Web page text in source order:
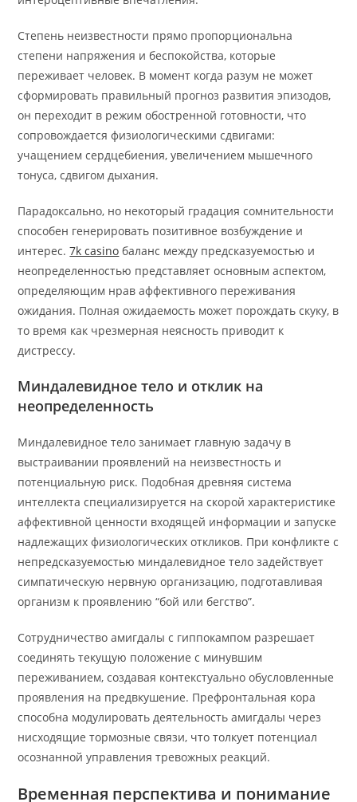
Степень неизвестности прямо пропорциональна
степени напряжения и беспокойства, которые
переживает человек. В момент когда разум не может
сформировать правильный прогноз развития эпизодов,
он переходит в режим обостренной готовности, что
сопровождается физиологическими сдвигами:
учащением сердцебиения, увеличением мышечного
тонуса, сдвигом дыхания.
Парадоксально, но некоторый градация сомнительности
способен генерировать позитивное возбуждение и
интерес.7k casino баланс между предсказуемостью и
неопределенностью представляет основным аспектом,
определяющим нрав аффективного переживания
ожидания. Полная ожидаемость может порождать скуку, в
то время как чрезмерная неясность приводит к
дистрессу.
Миндалевидное тело и отклик на
неопределенность
Миндалевидное тело занимает главную задачу в
выстраивании проявлений на неизвестность и
потенциальную риск. Подобная древняя система
интеллекта специализируется на скорой характеристике
аффективной ценности входящей информации и запуске
надлежащих физиологических откликов. При конфликте с
непредсказуемостью миндалевидное тело задействует
симпатическую нервную организацию, подготавливая
организм к проявлению “бой или бегство”.
Сотрудничество амигдалы с гиппокампом разрешает
соединять текущую положение с минувшим
переживанием, создавая контекстуально обусловленные
проявления на предвкушение. Префронтальная кора
способна модулировать деятельность амигдалы через
нисходящие тормозные связи, что толкует потенциал
осознанной управления тревожных реакций.
Временная перспектива и понимание